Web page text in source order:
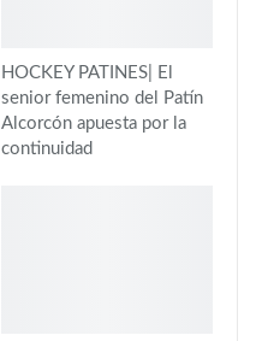
HOCKEY PATINES| El
senior femenino del Patín
Alcorcón apuesta por la
continuidad